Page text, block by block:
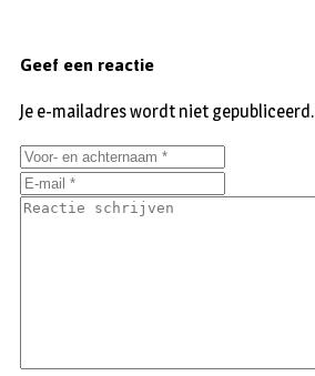
Geef een reactie
Je e-mailadres wordt niet gepubliceerd.